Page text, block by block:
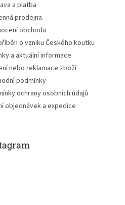
a platba
prodejna
obchodu
o vzniku Českého koutku
a aktuální informace
nebo reklamace zboží
podmínky
ochrany osobních údajů
objednávek a expedice